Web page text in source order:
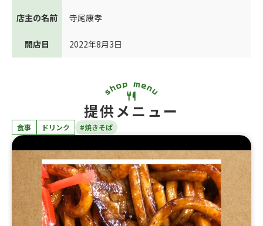
店主の名前 寺尾康孝
開店日 2022年8月3日
提供メニュー
食事 ドリンク #焼きそば